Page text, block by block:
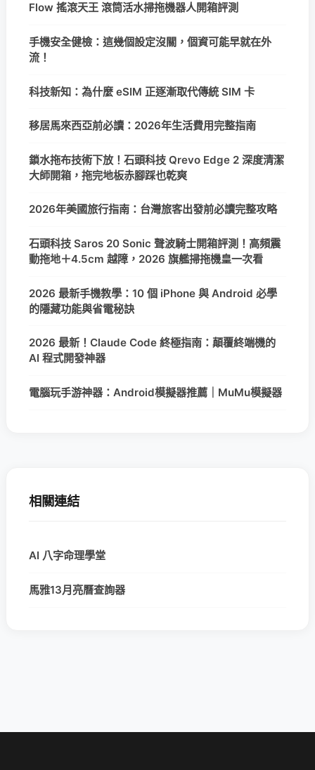
Flow 搖滾天王 滾筒活水掃拖機器人開箱評測
手機安全健檢：這幾個設定沒關，個資可能早就在外
流！
科技新知：為什麼 eSIM 正逐漸取代傳統 SIM 卡
移居馬來西亞前必讀：2026年生活費用完整指南
鎖水拖布技術下放！石頭科技 Qrevo Edge 2 深度清潔
大師開箱，拖完地板赤腳踩也乾爽
2026年美國旅行指南：台灣旅客出發前必讀完整攻略
石頭科技 Saros 20 Sonic 聲波騎士開箱評測！高頻震
動拖地＋4.5cm 越障，2026 旗艦掃拖機皇一次看
2026 最新手機教學：10 個 iPhone 與 Android 必學
的隱藏功能與省電秘訣
2026 最新！Claude Code 終極指南：顛覆終端機的
AI 程式開發神器
電腦玩手游神器：Android模擬器推薦｜MuMu模擬器
相關連結
AI 八字命理學堂
馬雅13月亮曆查詢器